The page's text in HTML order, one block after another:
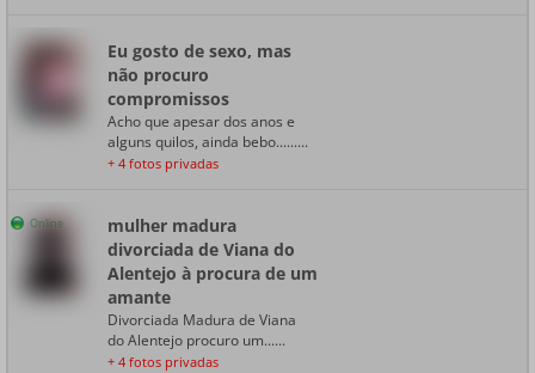
Eu gosto de sexo, mas
não procuro
compromissos
Acho que apesar dos anos e
alguns quilos, ainda bebo.........
+ 4 fotos privadas
Online
mulher madura
divorciada de Viana do
Alentejo à procura de um
amante
Divorciada Madura de Viana
do Alentejo procuro um......
+ 4 fotos privadas